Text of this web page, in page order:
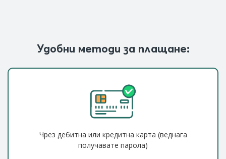
Удобни методи за плащане:
Чрез дебитна или кредитна карта (веднага
получавате парола)